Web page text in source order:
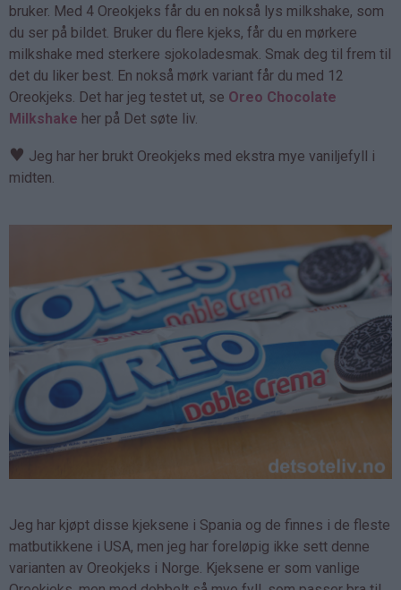
bruker. Med 4 Oreokjeks får du en nokså lys milkshake, som
du ser på bildet. Bruker du flere kjeks, får du en mørkere
milkshake med sterkere sjokoladesmak. Smak deg til frem til
det du liker best. En nokså mørk variant får du med 12
Oreokjeks. Det har jeg testet ut, se Oreo Chocolate
Milkshake her på Det søte liv.
♥ Jeg har her brukt Oreokjeks med ekstra mye vaniljefyll i
midten.
Jeg har kjøpt disse kjeksene i Spania og de finnes i de fleste
matbutikkene i USA, men jeg har foreløpig ikke sett denne
varianten av Oreokjeks i Norge. Kjeksene er som vanlige